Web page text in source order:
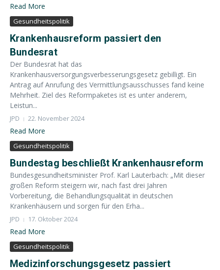
Read More
Gesundheitspolitik
Krankenhausreform passiert den
Bundesrat
Der Bundesrat hat das
Krankenhausversorgungsverbesserungsgesetz gebilligt. Ein
Antrag auf Anrufung des Vermittlungsausschusses fand keine
Mehrheit. Ziel des Reformpaketes ist es unter anderem,
Leistun...
JPD 22. November 2024
Read More
Gesundheitspolitik
Bundestag beschließt Krankenhausreform
Bundesgesundheitsminister Prof. Karl Lauterbach: „Mit dieser
großen Reform steigern wir, nach fast drei Jahren
Vorbereitung, die Behandlungsqualität in deutschen
Krankenhäusern und sorgen für den Erha...
JPD 17. Oktober 2024
Read More
Gesundheitspolitik
Medizinforschungsgesetz passiert